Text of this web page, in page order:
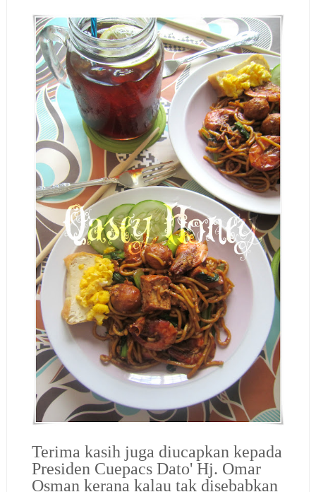
Terima kasih juga diucapkan kepada
Presiden Cuepacs Dato' Hj. Omar
Osman kerana kalau tak disebabkan